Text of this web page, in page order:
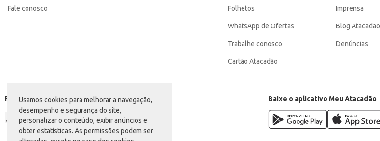
Usamos cookies para melhorar a navegação,
desempenho e segurança do site,
personalizar o conteúdo, exibir anúncios e
obter estatísticas. As permissões podem ser
Fale conosco Folhetos
WhatsApp de Ofertas
Trabalhe conosco
Cartão Atacadão
Imprensa
Blog Atacadão
Denúncias
Formas de pagamento Baixe o aplicativo Meu Atacadão